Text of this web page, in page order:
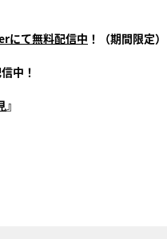
にて無料配信中 ！（期間限定）
中！
』